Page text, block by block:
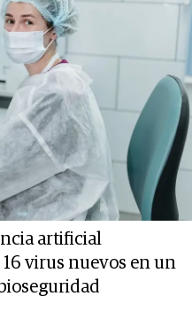
artificial
virus nuevos en un